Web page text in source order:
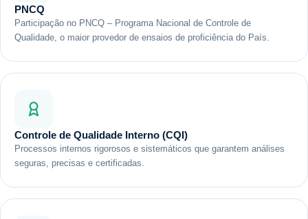
PNCQ
Participação no PNCQ – Programa Nacional de Controle de
Qualidade, o maior provedor de ensaios de proficiência do País.
Controle de Qualidade Interno (CQI)
Processos internos rigorosos e sistemáticos que garantem análises
seguras, precisas e certificadas.